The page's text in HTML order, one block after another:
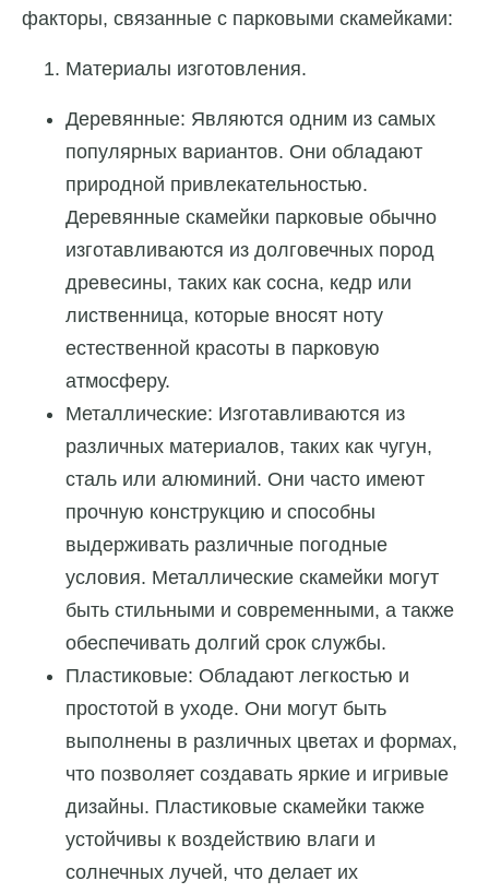
факторы, связанные с парковыми скамейками:
Материалы изготовления.
Деревянные: Являются одним из самых
популярных вариантов. Они обладают
природной привлекательностью.
Деревянные скамейки парковые обычно
изготавливаются из долговечных пород
древесины, таких как сосна, кедр или
лиственница, которые вносят ноту
естественной красоты в парковую
атмосферу.
Металлические: Изготавливаются из
различных материалов, таких как чугун,
сталь или алюминий. Они часто имеют
прочную конструкцию и способны
выдерживать различные погодные
условия. Металлические скамейки могут
быть стильными и современными, а также
обеспечивать долгий срок службы.
Пластиковые: Обладают легкостью и
простотой в уходе. Они могут быть
выполнены в различных цветах и формах,
что позволяет создавать яркие и игривые
дизайны. Пластиковые скамейки также
устойчивы к воздействию влаги и
солнечных лучей, что делает их